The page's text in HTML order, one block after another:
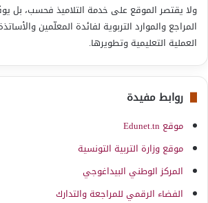
ولا يقتصر الموقع على خدمة التلاميذ فحسب، بل
المراجع والموارد التربوية لفائدة المعلّمين
العملية التعليمية وتطويرها.
روابط مفيدة
موقع Edunet.tn
موقع وزارة التربية التونسية
المركز الوطني البيداغوجي
الفضاء الرقمي للمراجعة والتدارك